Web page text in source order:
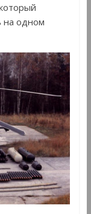
на одном